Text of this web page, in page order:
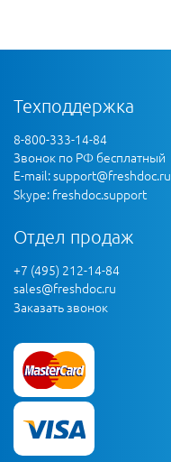
Техподдержка
8-800-333-14-84
Звонок по РФ бесплатный
E-mail:support@freshdoc.ru
Skype: freshdoc.support
Отдел продаж
+7 (495) 212-14-84
sales@freshdoc.ru
Заказать звонок